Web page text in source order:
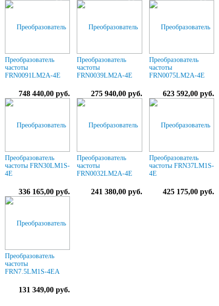
Преобразователь
частоты
FRN0091LM2A-4E
748 440,00 руб.
Преобразователь
частоты
FRN0039LM2A-4E
275 940,00 руб.
Преобразователь
частоты
FRN0075LM2A-4E
623 592,00 руб.
Преобразователь
частоты FRN30LM1S-
4E
336 165,00 руб.
Преобразователь
частоты
FRN0032LM2A-4E
241 380,00 руб.
Преобразователь
частоты FRN37LM1S-
4E
425 175,00 руб.
Преобразователь
частоты
FRN7.5LM1S-4EA
131 349,00 руб.